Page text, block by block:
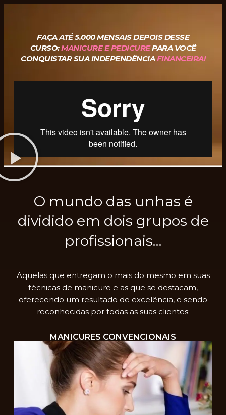
FAÇA ATÉ 5.000 MENSAIS DEPOIS DESSE
CURSO:MANICURE E PEDICUREPARA VOCÊ
CONQUISTAR SUA INDEPENDÊNCIA FINANCEIRA!
O mundo das unhas é
dividido em dois grupos de
profissionais…
Aquelas que entregam o mais do mesmo em suas
técnicas de manicure e as que se destacam,
oferecendo um resultado de excelência, e sendo
reconhecidas por todas as suas clientes:
MANICURES CONVENCIONAIS